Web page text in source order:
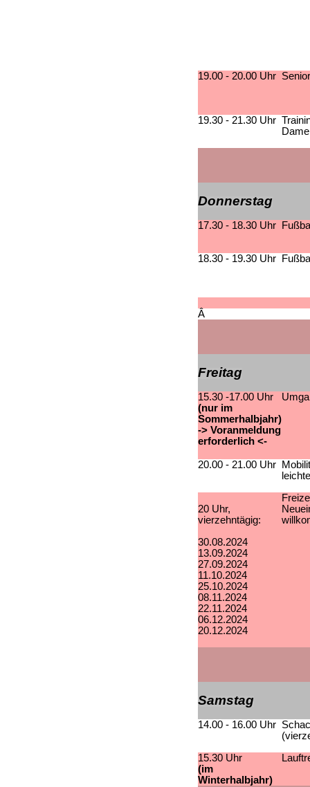
19.00 - 20.00 Uhr
19.30 - 21.30 Uhr
Donnerstag
17.30 - 18.30 Uhr
18.30 - 19.30 Uhr
Â
Freitag
15.30 -17.00 Uhr
(nur im
Sommerhalbjahr)
-> Voranmeldung
erforderlich <-
20.00 - 21.00 Uhr
20 Uhr,
vierzehntägig:
30.08.2024
13.09.2024
27.09.2024
11.10.2024
25.10.2024
08.11.2024
22.11.2024
06.12.2024
20.12.2024
Samstag
14.00 - 16.00 Uhr
15.30 Uhr
(im
Winterhalbjahr)